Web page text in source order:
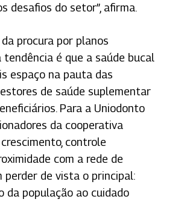
desafios do setor”, afirma.
procura por planos
tendência é que a saúde bucal
espaço na pauta das
de saúde suplementar
Para a Uniodonto
da cooperativa
controle
com a rede de
perder de vista o principal:
da população ao cuidado